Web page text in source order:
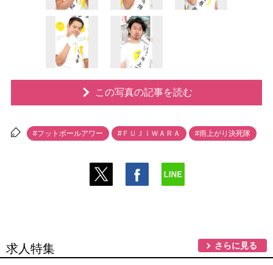
この写真の記事を読む
#フットボールアワー #ＦＵＪＩＷＡＲＡ #雨上がり決死隊
求人特集 さらに見る